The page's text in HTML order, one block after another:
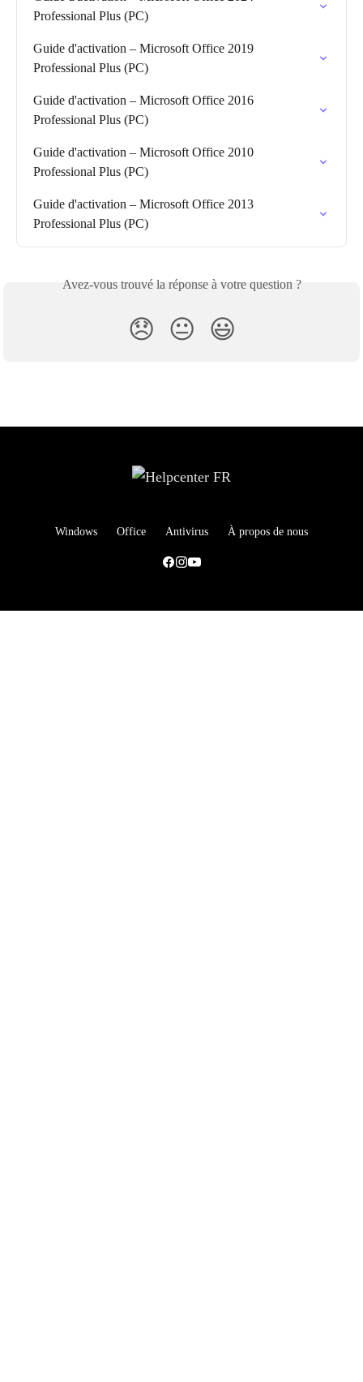
Professional Plus (PC)
Guide d'activation – Microsoft Office 2019
Professional Plus (PC)
Guide d'activation – Microsoft Office 2016
Professional Plus (PC)
Guide d'activation – Microsoft Office 2010
Professional Plus (PC)
Guide d'activation – Microsoft Office 2013
Professional Plus (PC)
Avez-vous trouvé la réponse à votre question ?
😞 😐 😃
Windows Office Antivirus À propos de nous